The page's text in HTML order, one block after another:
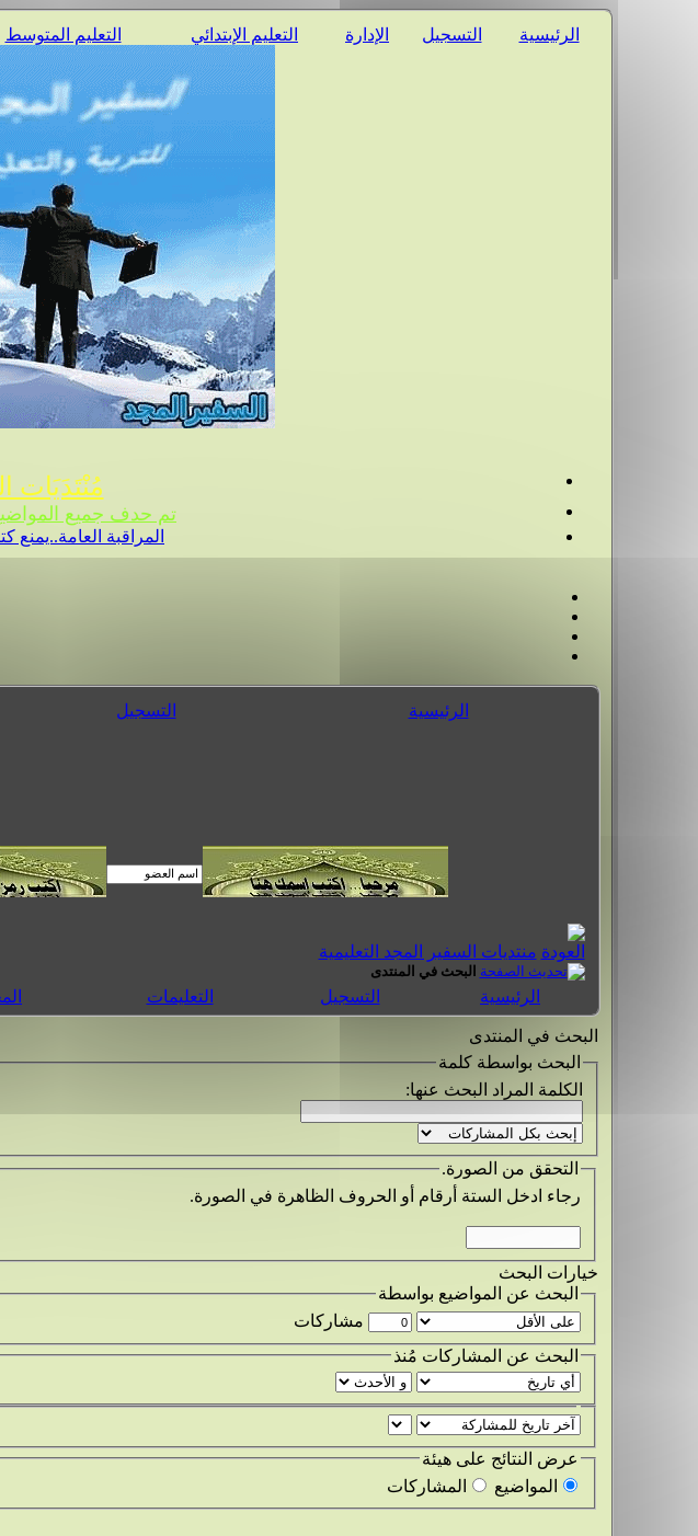
الرئيسية التسجيل الإدارة التعليم الإبتدائي التعليم المتوسط
مُنْتَدَيَات
تم حدف جميع
المراقبة
الرئيسية التسجيل
منتديات السفير المجد التعليمية
البحث في المنتدى
الرئيسية التسجيل التعليمات
البحث في المنتدى
البحث بواسطة كلمة
الكلمة المراد البحث عنها:
التحقق من الصورة.
رجاء ادخل الستة أرقام أو الحروف الظاهرة في الصورة.
خيارات البحث
البحث عن المواضيع بواسطة
مشاركات
البحث عن المشاركات مُنذ
عرض النتائج على هيئة
المواضيع
المشاركات